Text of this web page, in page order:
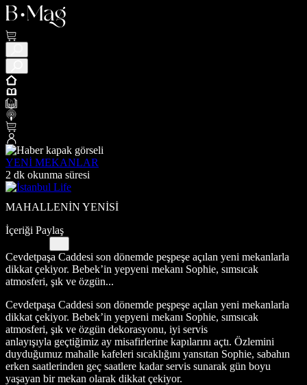
YENİ MEKANLAR
2 dk okunma süresi
MAHALLENİN YENİSİ
İçeriği Paylaş
Cevdetpaşa Caddesi son dönemde peşpeşe açılan yeni mekanlarla
dikkat çekiyor. Bebek’in yepyeni mekanı Sophie, sımsıcak
atmosferi, şık ve özgün...
Cevdetpaşa Caddesi son dönemde peşpeşe açılan yeni mekanlarla
dikkat çekiyor. Bebek’in yepyeni mekanı Sophie, sımsıcak
atmosferi, şık ve özgün dekorasyonu, iyi servis
anlayışıyla geçtiğimiz ay misafirlerine kapılarını açtı. Özlemini
duyduğumuz mahalle kafeleri sıcaklığını yansıtan Sophie, sabahın
erken saatlerinden geç saatlere kadar servis sunarak gün boyu
yaşayan bir mekan olarak dikkat çekiyor.